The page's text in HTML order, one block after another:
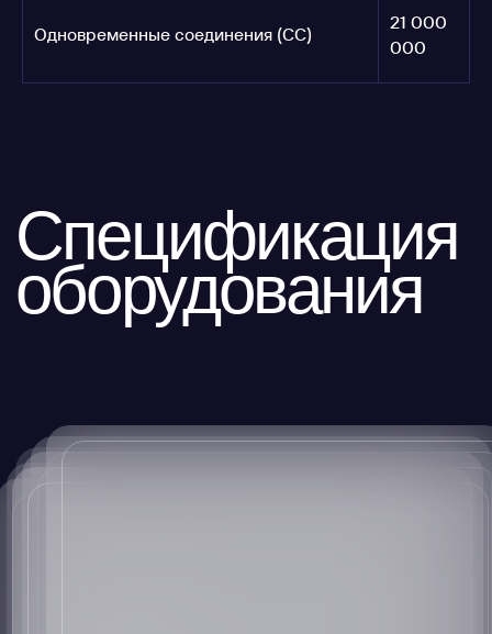
Одновременные соединения (CC)
21 000
000